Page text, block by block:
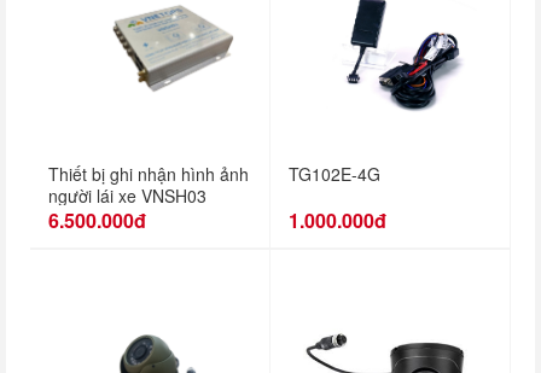
Thiết bị ghi nhận hình ảnh
người lái xe VNSH03
6.500.000đ
TG102E-4G
1.000.000đ